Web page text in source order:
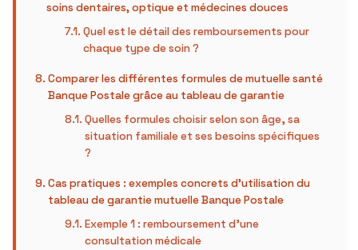
soins dentaires, optique et médecines douces
Quel est le détail des remboursements pour
chaque type de soin ?
Comparer les différentes formules de mutuelle santé
Banque Postale grâce au tableau de garantie
Quelles formules choisir selon son âge, sa
situation familiale et ses besoins spécifiques
?
Cas pratiques : exemples concrets d’utilisation du
tableau de garantie mutuelle Banque Postale
Exemple 1 : remboursement d’une
consultation médicale